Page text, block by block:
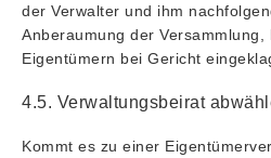
der Verwalter und ihm
Anberaumung der Versammlung,
Eigentümern bei Gericht
4.5. Verwaltungsbeirat
Kommt es zu einer